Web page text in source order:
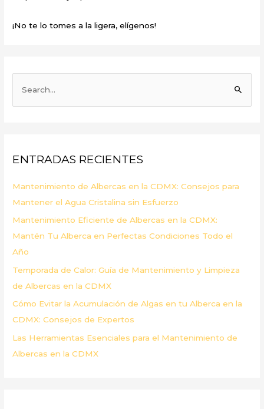
¡No te lo tomes a la ligera, elígenos!
r
o
r
:
ENTRADAS RECIENTES
Mantenimiento de Albercas en la CDMX: Consejos para
Mantener el Agua Cristalina sin Esfuerzo
Mantenimiento Eficiente de Albercas en la CDMX:
Mantén Tu Alberca en Perfectas Condiciones Todo el
Año
Temporada de Calor: Guía de Mantenimiento y Limpieza
de Albercas en la CDMX
Cómo Evitar la Acumulación de Algas en tu Alberca en la
CDMX: Consejos de Expertos
Las Herramientas Esenciales para el Mantenimiento de
Albercas en la CDMX